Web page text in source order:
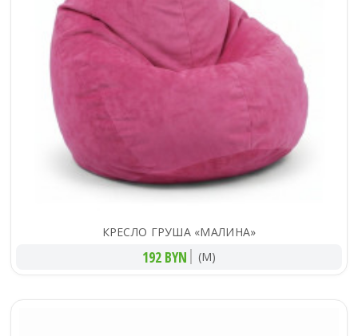
КРЕСЛО ГРУША «МАЛИНА»
192 BYN (M)